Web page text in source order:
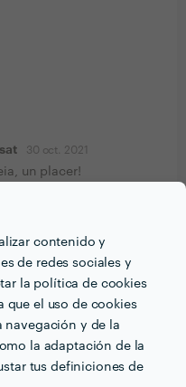
contenido y
de redes sociales y
la política de cookies
que el uso de cookies
navegación y de la
la adaptación de la
tus definiciones de
30 oct. 2021
un placer!
plataforma
detalle. Se ha
confianza
sido todo un acierto